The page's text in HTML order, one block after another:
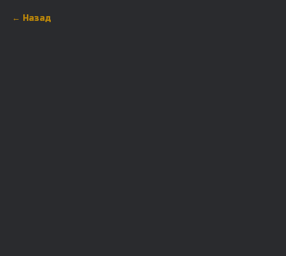
Назад